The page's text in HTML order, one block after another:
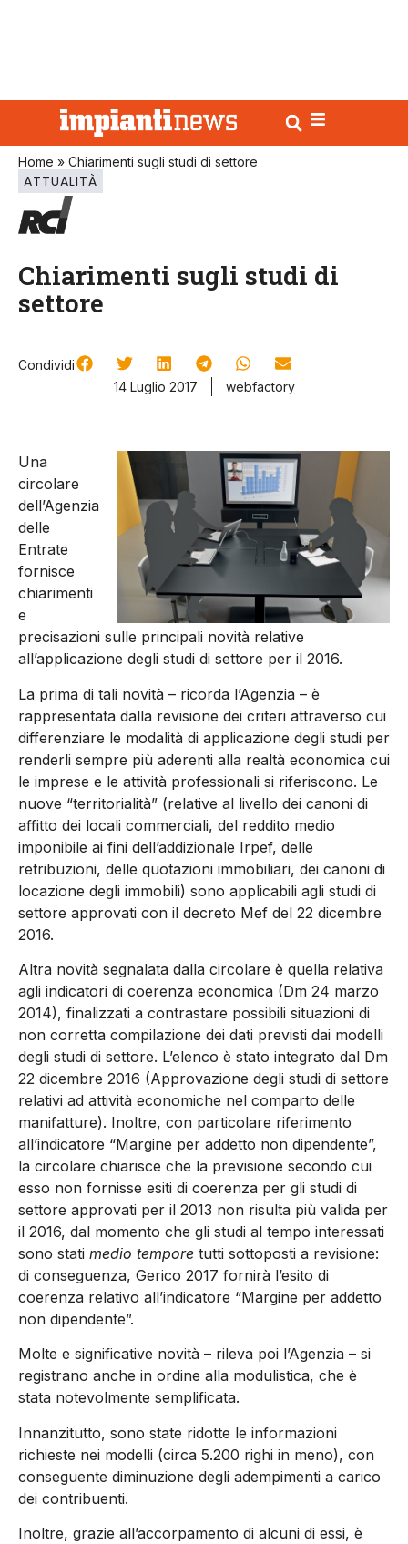
Home » Chiarimenti sugli studi di settore
ATTUALITÀ
Chiarimenti sugli studi di
settore
Condividi
14 Luglio 2017
webfactory
Una
circolare
dell’Agenzia
delle
Entrate
fornisce
chiarimenti
e
precisazioni sulle principali novità relative
all’applicazione degli studi di settore per il 2016.
La prima di tali novità – ricorda l’Agenzia – è
rappresentata dalla revisione dei criteri attraverso cui
differenziare le modalità di applicazione degli studi per
renderli sempre più aderenti alla realtà economica cui
le imprese e le attività professionali si riferiscono. Le
nuove “territorialità” (relative al livello dei canoni di
affitto dei locali commerciali, del reddito medio
imponibile ai fini dell’addizionale Irpef, delle
retribuzioni, delle quotazioni immobiliari, dei canoni di
locazione degli immobili) sono applicabili agli studi di
settore approvati con il decreto Mef del 22 dicembre
2016.
Altra novità segnalata dalla circolare è quella relativa
agli indicatori di coerenza economica (Dm 24 marzo
2014), finalizzati a contrastare possibili situazioni di
non corretta compilazione dei dati previsti dai modelli
degli studi di settore. L’elenco è stato integrato dal Dm
22 dicembre 2016 (Approvazione degli studi di settore
relativi ad attività economiche nel comparto delle
manifatture). Inoltre, con particolare riferimento
all’indicatore “Margine per addetto non dipendente”,
la circolare chiarisce che la previsione secondo cui
esso non fornisse esiti di coerenza per gli studi di
settore approvati per il 2013 non risulta più valida per
il 2016, dal momento che gli studi al tempo interessati
sono stati medio tempore tutti sottoposti a revisione:
di conseguenza, Gerico 2017 fornirà l’esito di
coerenza relativo all’indicatore “Margine per addetto
non dipendente”.
Molte e significative novità – rileva poi l’Agenzia – si
registrano anche in ordine alla modulistica, che è
stata notevolmente semplificata.
Innanzitutto, sono state ridotte le informazioni
richieste nei modelli (circa 5.200 righi in meno), con
conseguente diminuzione degli adempimenti a carico
dei contribuenti.
Inoltre, grazie all’accorpamento di alcuni di essi, è